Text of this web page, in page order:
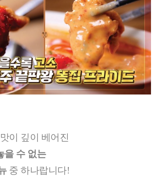
이 깊이 베어진
을 수 없는
중 하나랍니다!